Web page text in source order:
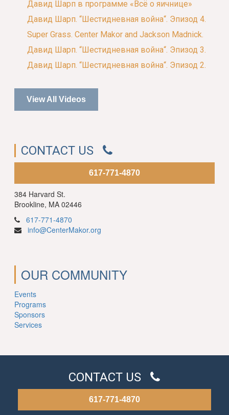
Давид Шарп в программе «Всё о яичнице»
Давид Шарп. “Шестидневная война“. Эпизод 4.
Super Grass. Center Makor and Jackson Madnick.
Давид Шарп. “Шестидневная война“. Эпизод 3.
Давид Шарп. “Шестидневная война“. Эпизод 2.
View All Videos
CONTACT US
617-771-4870
384 Harvard St.
Brookline, MA 02446
617-771-4870
info@CenterMakor.org
OUR COMMUNITY
Events
Programs
Sponsors
Services
CONTACT US
617-771-4870